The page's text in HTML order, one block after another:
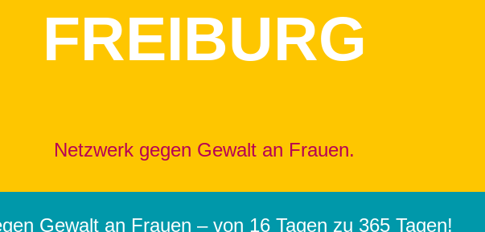
FREIBURG
Netzwerk gegen Gewalt an Frauen.
Gewalt an Frauen – von 16 Tagen zu 365 Tagen!